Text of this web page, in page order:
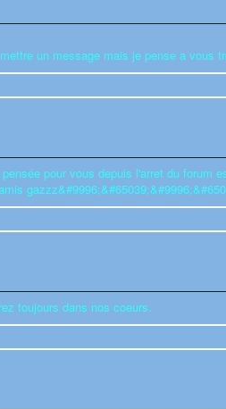
un message mais je pense a vous
pour vous depuis l'arret du
toujours dans nos coeurs.